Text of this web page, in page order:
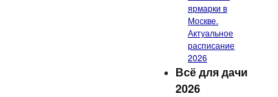
ярмарки в
Москве.
Актуальное
расписание
2026
Всё для дачи
2026